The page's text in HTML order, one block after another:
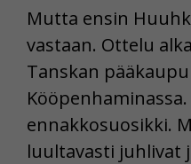
Mutta ensin
vastaan. Ottelu
Tanskan
ennakkosuosikki.
luultavasti juhlivat